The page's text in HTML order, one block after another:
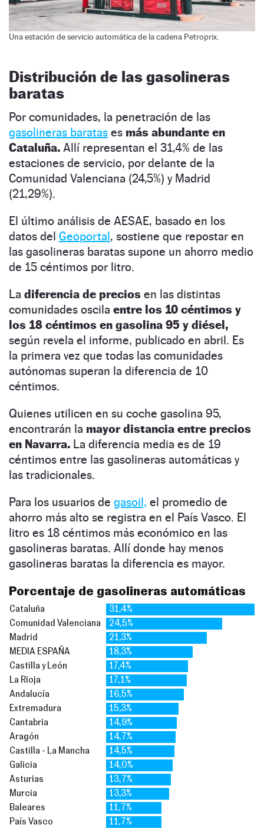
Una estación de servicio automática de la cadena Petroprix.
Distribución de las gasolineras
baratas
Por comunidades, la penetración de las
gasolineras baratas es más abundante en
Cataluña. Allí representan el 31,4% de las
estaciones de servicio, por delante de la
Comunidad Valenciana (24,5%) y Madrid
(21,29%).
El último análisis de AESAE, basado en los
datos del Geoportal, sostiene que repostar en
las gasolineras baratas supone un ahorro medio
de 15 céntimos por litro.
La diferencia de precios en las distintas
comunidades oscila entre los 10 céntimos y
los 18 céntimos en gasolina 95 y diésel,
según revela el informe, publicado en abril. Es
la primera vez que todas las comunidades
autónomas superan la diferencia de 10
céntimos.
Quienes utilicen en su coche gasolina 95,
encontrarán la mayor distancia entre precios
en Navarra. La diferencia media es de 19
céntimos entre las gasolineras automáticas y
las tradicionales.
Para los usuarios de gasoil, el promedio de
ahorro más alto se registra en el País Vasco. El
litro es 18 céntimos más económico en las
gasolineras baratas. Allí donde hay menos
gasolineras baratas la diferencia es mayor.